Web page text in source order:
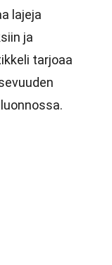
lajeja
ja
tarjoaa